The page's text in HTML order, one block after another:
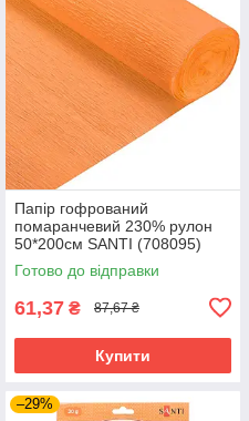
Папір гофрований
помаранчевий 230% рулон
50*200см SANTI (708095)
Готово до відправки
61,37 ₴ 87,67 ₴
Купити
–29%